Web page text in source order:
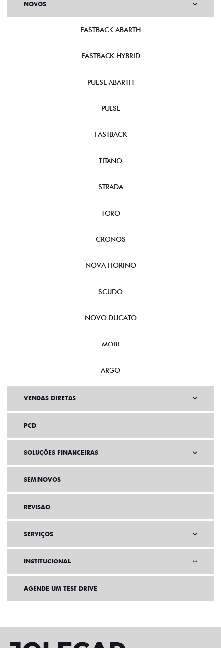
NOVOS
FASTBACK ABARTH
FASTBACK HYBRID
PULSE ABARTH
PULSE
FASTBACK
TITANO
STRADA
TORO
CRONOS
NOVA FIORINO
SCUDO
NOVO DUCATO
MOBI
ARGO
VENDAS DIRETAS
PCD
SOLUÇÕES FINANCEIRAS
SEMINOVOS
REVISÃO
SERVIÇOS
INSTITUCIONAL
AGENDE UM TEST DRIVE